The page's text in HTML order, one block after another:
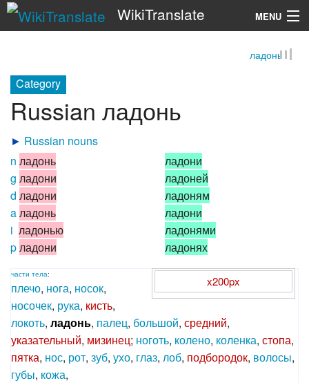
WikiTranslate MENU
ладонь
Category
Russian ладонь
► Russian nouns
n ладонь
g ладони
d ладони
aладонь
i ладонью
pладони
ладони
ладоней
ладоням
ладони
ладонями
ладонях
x200px
части тела:
плечо, нога, носок,
носочек, рука, кисть,
локоть, ладонь, палец, большой, средний,
указательный, мизинец; ноготь, колено, коленка, стопа,
пятка, нос, рот, зуб, ухо, глаз, лоб, подбородок, волосы,
губы, кожа,